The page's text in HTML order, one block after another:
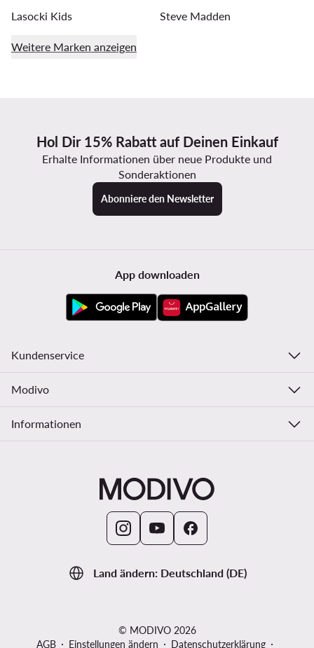
Lasocki Kids Steve Madden
Weitere Marken anzeigen
Hol Dir 15% Rabatt auf Deinen Einkauf
Erhalte Informationen über neue Produkte und
Sonderaktionen
Abonniere den Newsletter
Land ändern: Deutschland (DE)
App downloaden
Kundenservice
Modivo
Informationen
© MODIVO 2026
AGB
Einstellungen ändern Datenschutzerklärung